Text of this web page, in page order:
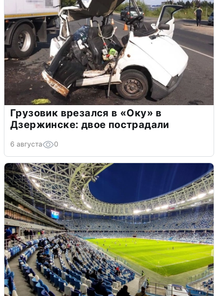
Грузовик врезался в «Оку» в
Дзержинске: двое пострадали
6 августа 0